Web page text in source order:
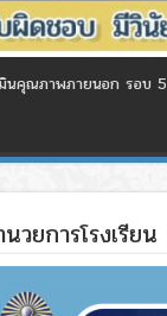
มินคุณภาพภายนอก รอบ 5
วยการโรงเรียน